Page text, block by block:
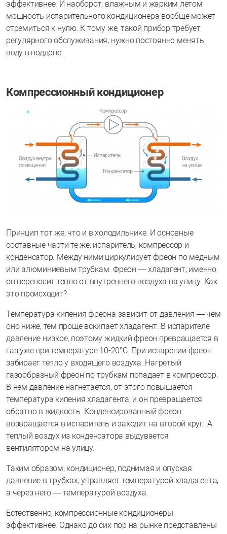
эффективнее. И наоборот, влажным и жарким летом
мощность испарительного кондиционера вообще может
стремиться к нулю. К тому же, такой прибор требует
регулярного обслуживания, нужно постоянно менять
воду в поддоне.
Компрессионный кондиционер
Принцип тот же, что и в холодильнике. И основные
составные части те же: испаритель, компрессор и
конденсатор. Между ними циркулирует фреон по медным
или алюминиевым трубкам. Фреон — хладагент, именно
он переносит тепло от внутреннего воздуха на улицу. Как
это происходит?
Температура кипения фреона зависит от давления — чем
оно ниже, тем проще вскипает хладагент. В испарителе
давление низкое, поэтому жидкий фреон превращается в
газ уже при температуре 10-20°C. При испарении фреон
забирает тепло у входящего воздуха. Нагретый
газообразный фреон по трубкам попадает в компрессор.
В нем давление нагнетается, от этого повышается
температура кипения хладагента, и он превращается
обратно в жидкость. Конденсированный фреон
возвращается в испаритель и заходит на второй круг. А
теплый воздух из конденсатора выдувается
вентилятором на улицу.
Таким образом, кондиционер, поднимая и опуская
давление в трубках, управляет температурой хладагента,
а через него — температурой воздуха.
Естественно, компрессионные кондиционеры
эффективнее. Однако до сих пор на рынке представлены